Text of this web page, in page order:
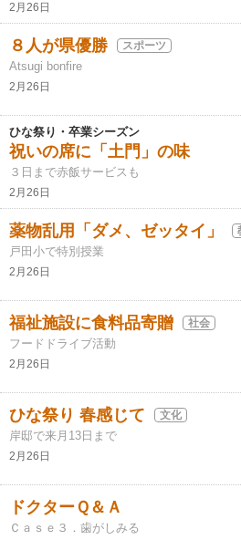
2月26日
８人が県優勝 スポーツ
Atsugi bonfire
2月26日
ひな祭り・卒業シーズン
祝いの席に「土門」の味
３日まで赤飯サービスも
2月26日
薬物乱用「ダメ、ゼッタイ」
戸田小で特別授業
2月26日
福祉施設に食料品寄贈 社会
フードドライブ活動
2月26日
ひな祭り 春感じて 文化
岸邸で来月13日まで
2月26日
ドクターＱ＆Ａ
Ｃａｓｅ３．歯がしみる